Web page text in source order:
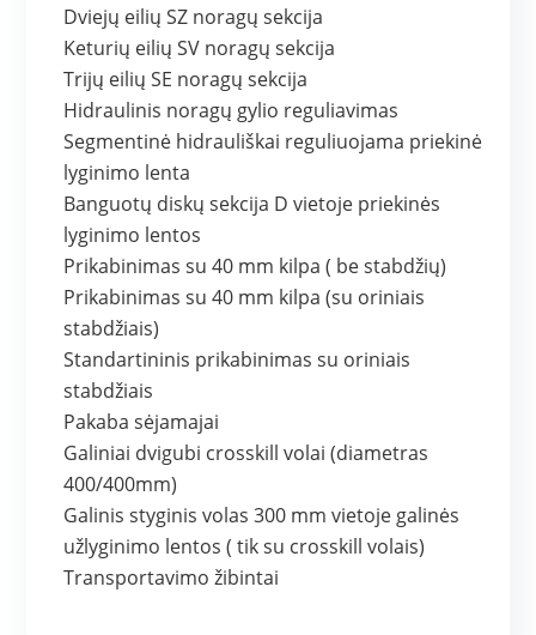
Dviejų eilių SZ noragų sekcija
Keturių eilių SV noragų sekcija
Trijų eilių SE noragų sekcija
Hidraulinis noragų gylio reguliavimas
Segmentinė hidrauliškai reguliuojama priekinė
lyginimo lenta
Banguotų diskų sekcija D vietoje priekinės
lyginimo lentos
Prikabinimas su 40 mm kilpa ( be stabdžių)
Prikabinimas su 40 mm kilpa (su oriniais
stabdžiais)
Standartininis prikabinimas su oriniais
stabdžiais
Pakaba sėjamajai
Galiniai dvigubi crosskill volai (diametras
400/400mm)
Galinis styginis volas 300 mm vietoje galinės
užlyginimo lentos ( tik su crosskill volais)
Transportavimo žibintai